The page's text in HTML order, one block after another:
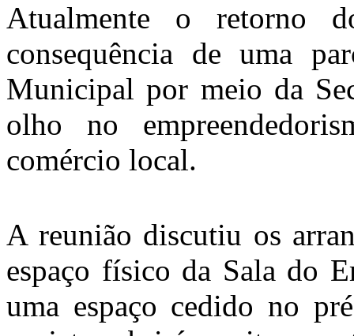
Atualmente o retorno
consequência de uma
Municipal por meio da
olho no
comércio local.
A reunião discutiu os
espaço físico da Sala do
uma espaço cedido no